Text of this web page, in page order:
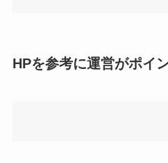
HPを参考に運営がポイ